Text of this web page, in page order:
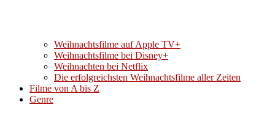
Weihnachtsfilme auf Apple TV+
Weihnachtsfilme bei Disney+
Weihnachten bei Netflix
Die erfolgreichsten Weihnachtsfilme aller Zeiten
Filme von A bis Z
Genre